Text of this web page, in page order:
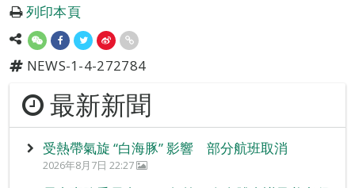
列印本頁
NEWS-1-4-272784
最新新聞
受熱帶氣旋 “白海豚” 影響 部分航班取消
2026年8月7日 22:27